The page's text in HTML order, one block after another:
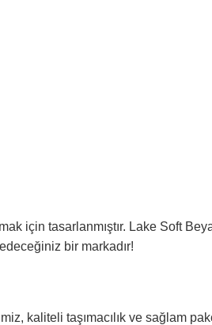
için tasarlanmıştır. Lake Soft
bir markadır!
kaliteli taşımacılık ve sağlam